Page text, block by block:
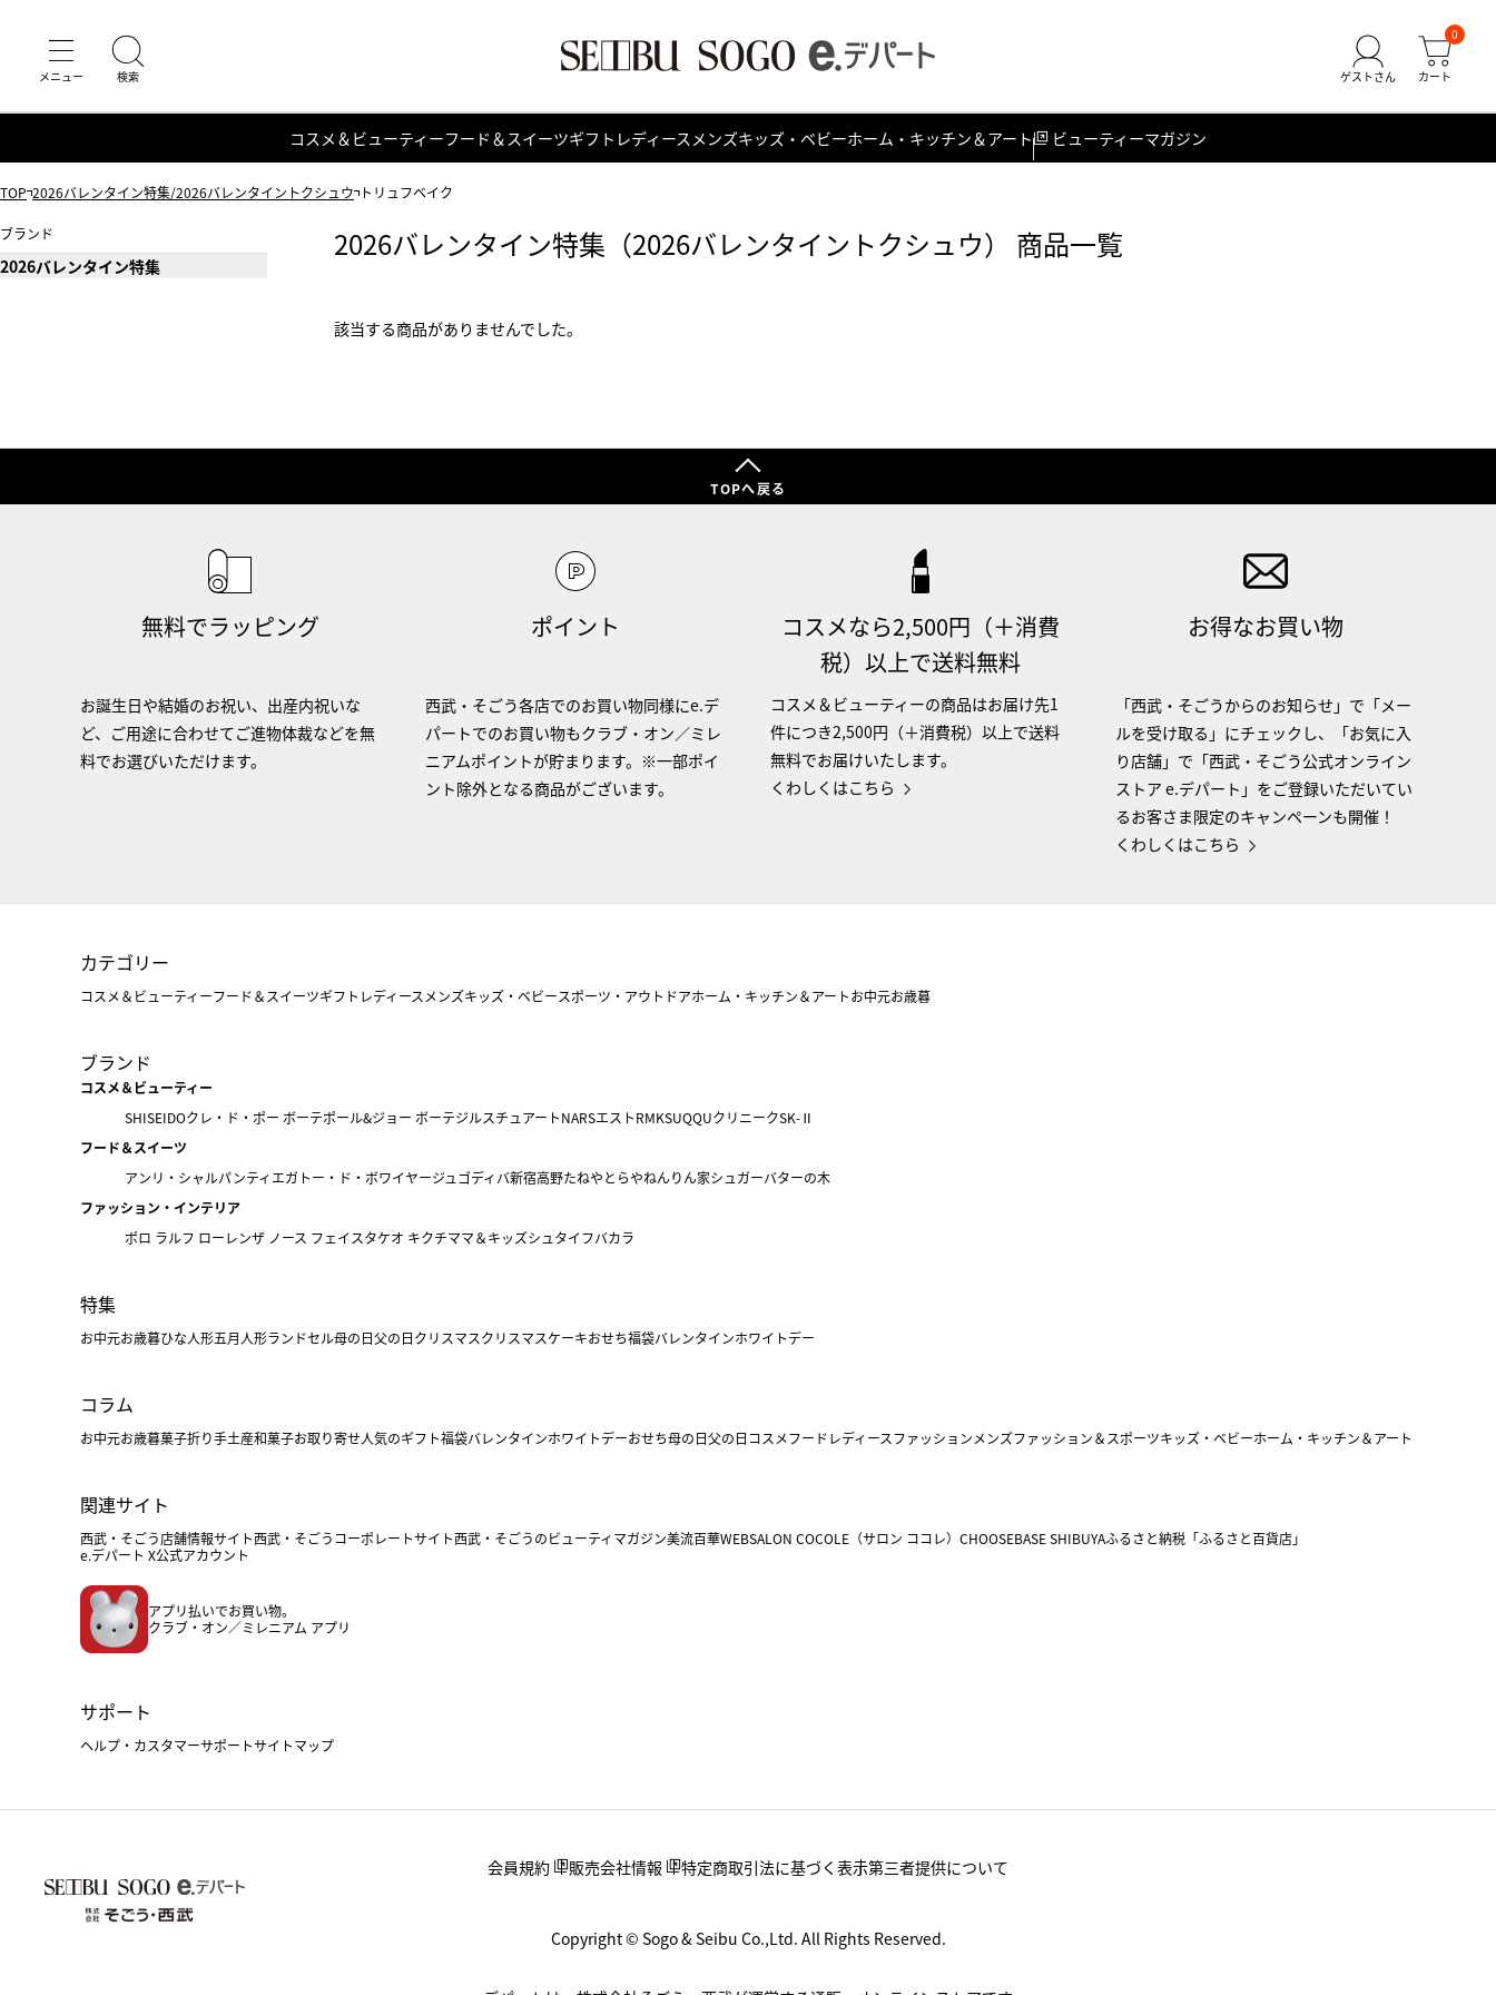
0
コスメ＆ビューティーフード＆スイーツギフト レディース メンズキッズ・ベビーホーム・キッチン＆アート ビューティーマガジン
TOP 2026バレンタイン特集/2026バレンタイントクシュウ トリュフベイク
2026バレンタイン特集（2026バレンタイントクシュウ） 商品一覧
該当する商品がありませんでした。
ブランド
2026バレンタイン特集
TOPへ戻る
無料でラッピング
お誕生日や結婚のお祝い、出産内祝いな
ど、ご用途に合わせてご進物体裁などを無
料でお選びいただけます。
ポイント
西武・そごう各店でのお買い物同様にe.デ
パートでのお買い物もクラブ・オン／ミレ
ニアムポイントが貯まります。※一部ポイ
ント除外となる商品がございます。
コスメなら2,500円（＋消費
税）以上で送料無料
コスメ＆ビューティーの商品はお届け先1
件につき2,500円（＋消費税）以上で送料
無料でお届けいたします。
くわしくはこちら
お得なお買い物
「西武・そごうからのお知らせ」で「メー
ルを受け取る」にチェックし、「お気に入
り店舗」で「西武・そごう公式オンライン
ストア e.デパート」をご登録いただいてい
るお客さま限定のキャンペーンも開催！
くわしくはこちら
カテゴリー
コスメ＆ビューティーフード＆スイーツギフト レディース メンズキッズ・ベビースポーツ・アウトドアホーム・キッチン＆アートお中元お歳暮
ブランド
コスメ＆ビューティー
SHISEIDOクレ・ド・ポー ボーテポール&ジョー ボーテジルスチュアートNARSエストRMKSUQQUクリニークSK-Ⅱ
フード＆スイーツ
アンリ・シャルパンティエガトー・ド・ボワイヤージュ ゴディバ新宿高野たねやとらやねんりん家シュガーバターの木
ファッション・インテリア
ポロ ラルフ ローレンザ ノース フェイスタケオ キクチママ＆キッズシュタイフバカラ
特集
お中元お歳暮ひな人形五月人形ランドセル母の日父の日クリスマスクリスマスケーキおせち福袋バレンタインホワイトデー
コラム
お中元お歳暮菓子折り手土産和菓子お取り寄せ人気のギフト福袋バレンタインホワイトデーおせち母の日父の日 コスメフードレディースファッションメンズファッション＆スポーツキッズ・ベビーホーム・キッチン＆アート
関連サイト
西武・そごう店舗情報サイト西武・そごうコーポレートサイト西武・そごうのビューティマガジン美流百華WEBSALON COCOLE（サロン ココレ） CHOOSEBASE SHIBUYAふるさと納税「ふるさと百貨店」
e.デパート X公式アカウント
アプリ払いでお買い物。
クラブ・オン／ミレニアム アプリ
サポート
ヘルプ・カスタマーサポートサイトマップ
会員規約 販売会社情報 特定商取引法に基づく表示第三者提供について
Copyright © Sogo & Seibu Co.,Ltd. All Rights Reserved.